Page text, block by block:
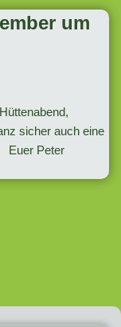
um
sicher auch eine
Euer Peter